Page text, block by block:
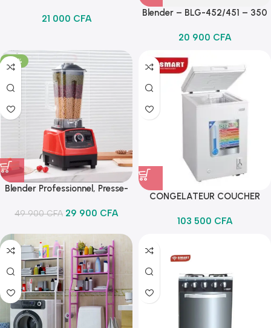
21 000 CFA
Blender – BLG-452/451 – 350
20 900 CFA
-40%
Blender Professionnel, Presse-
Bol – 2 L, 4500W
49 900CFA 29 900 CFA
CONGELATEUR COUCHER
103 500 CFA